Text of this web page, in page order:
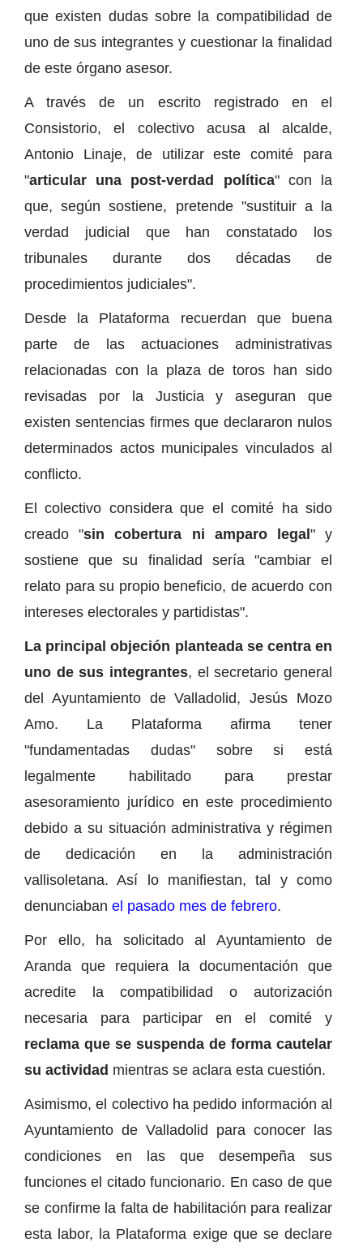
que existen dudas sobre la compatibilidad de
uno de sus integrantes y cuestionar la finalidad
de este órgano asesor.
A través de un escrito registrado en el
Consistorio, el colectivo acusa al alcalde,
Antonio Linaje, de utilizar este comité para
"articular una post-verdad política" con la
que, según sostiene, pretende "sustituir a la
verdad judicial que han constatado los
tribunales durante dos décadas de
procedimientos judiciales".
Desde la Plataforma recuerdan que buena
parte de las actuaciones administrativas
relacionadas con la plaza de toros han sido
revisadas por la Justicia y aseguran que
existen sentencias firmes que declararon nulos
determinados actos municipales vinculados al
conflicto.
El colectivo considera que el comité ha sido
creado "sin cobertura ni amparo legal" y
sostiene que su finalidad sería "cambiar el
relato para su propio beneficio, de acuerdo con
intereses electorales y partidistas".
La principal objeción planteada se centra en
uno de sus integrantes, el secretario general
del Ayuntamiento de Valladolid, Jesús Mozo
Amo. La Plataforma afirma tener
"fundamentadas dudas" sobre si está
legalmente habilitado para prestar
asesoramiento jurídico en este procedimiento
debido a su situación administrativa y régimen
de dedicación en la administración
vallisoletana. Así lo manifiestan, tal y como
denunciaban el pasado mes de febrero.
Por ello, ha solicitado al Ayuntamiento de
Aranda que requiera la documentación que
acredite la compatibilidad o autorización
necesaria para participar en el comité y
reclama que se suspenda de forma cautelar
su actividad mientras se aclara esta cuestión.
Asimismo, el colectivo ha pedido información al
Ayuntamiento de Valladolid para conocer las
condiciones en las que desempeña sus
funciones el citado funcionario. En caso de que
se confirme la falta de habilitación para realizar
esta labor, la Plataforma exige que se declare